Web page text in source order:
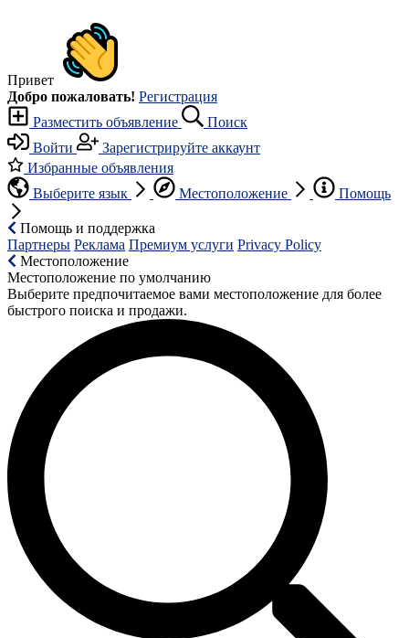
Привет
Добро пожаловать! Регистрация
Разместить объявление
Поиск
Войти
Зарегистрируйте аккаунт
Избранные объявления
Выберите язык
Местоположение Помощь
Помощь и поддержка
Партнеры Реклама Премиум услуги Privacy Policy
Местоположение
Местоположение по умолчанию
Выберите предпочитаемое вами местоположение для более
быстрого поиска и продажи.